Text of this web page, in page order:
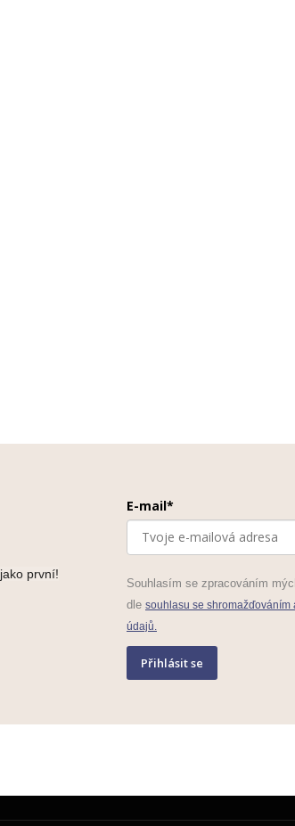
jako první!
E-mail*
Souhlasím se zpracováním
dle souhlasu se shromažďováním
údajů.
Přihlásit se